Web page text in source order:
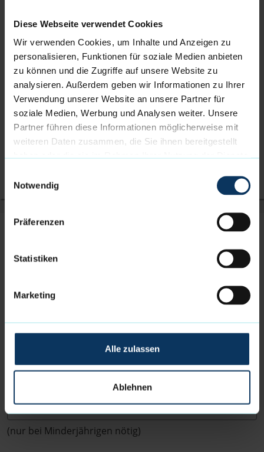
Diese Webseite verwendet Cookies
Wir verwenden Cookies, um Inhalte und Anzeigen zu
personalisieren, Funktionen für soziale Medien anbieten
zu können und die Zugriffe auf unsere Website zu
analysieren. Außerdem geben wir Informationen zu Ihrer
Verwendung unserer Website an unsere Partner für
soziale Medien, Werbung und Analysen weiter. Unsere
Partner führen diese Informationen möglicherweise mit
weiteren Daten zusammen, die Sie ihnen bereitgestellt
Notwendig
Präferenzen
Statistiken
Marketing
Alle zulassen
Ablehnen
ANMELDUNG
NAME DES TEILNEHMENDEN
NAME EINES ELTERNTEILS/
ERZIEHUNGSBERECHTIGTEN
(nur bei Minderjährigen nötig)